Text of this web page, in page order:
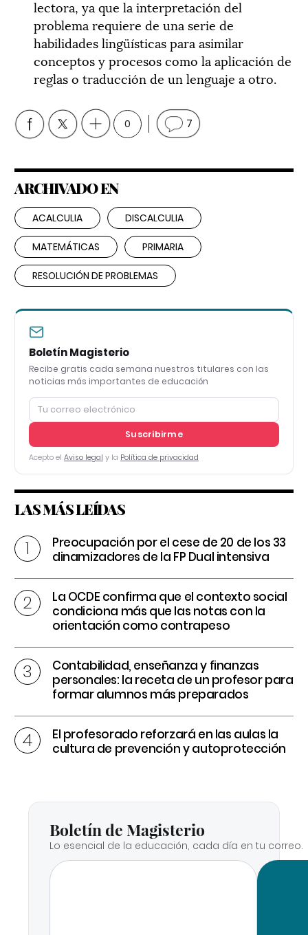
lectora, ya que la interpretación del
problema requiere de una serie de
habilidades lingüísticas para asimilar
conceptos y procesos como la aplicación de
reglas o traducción de un lenguaje a otro.
0 7
ARCHIVADO EN
ACALCULIA DISCALCULIA
MATEMÁTICAS PRIMARIA
RESOLUCIÓN DE PROBLEMAS
Boletín Magisterio
Recibe gratis cada semana nuestros titulares con las
noticias más importantes de educación
Suscribirme
Acepto el Aviso legal y la Política de privacidad
LAS MÁS LEÍDAS
Preocupación por el cese de 20 de los 33
dinamizadores de la FP Dual intensiva
La OCDE confirma que el contexto social
condiciona más que las notas con la
orientación como contrapeso
Contabilidad, enseñanza y finanzas
personales: la receta de un profesor para
formar alumnos más preparados
El profesorado reforzará en las aulas la
cultura de prevención y autoprotección
Boletín de Magisterio
Lo esencial de la educación, cada día en tu correo.